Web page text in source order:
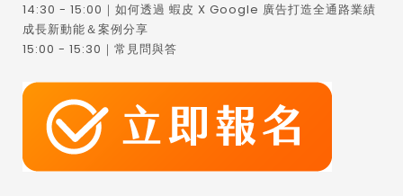
14:30 - 15:00｜如何透過 蝦皮 X Google 廣告打造全通路業績
成長新動能＆案例分享
15:00 - 15:30｜常見問與答